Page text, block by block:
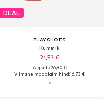
DEAL
PLAYSHOES
Kummik
21,52 €
Algselt: 26,90 €
Viimane madalaim hind:16,73 €